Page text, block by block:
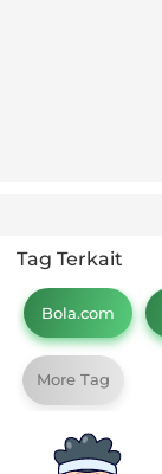
Tag Terkait
Bola.com
More Tag